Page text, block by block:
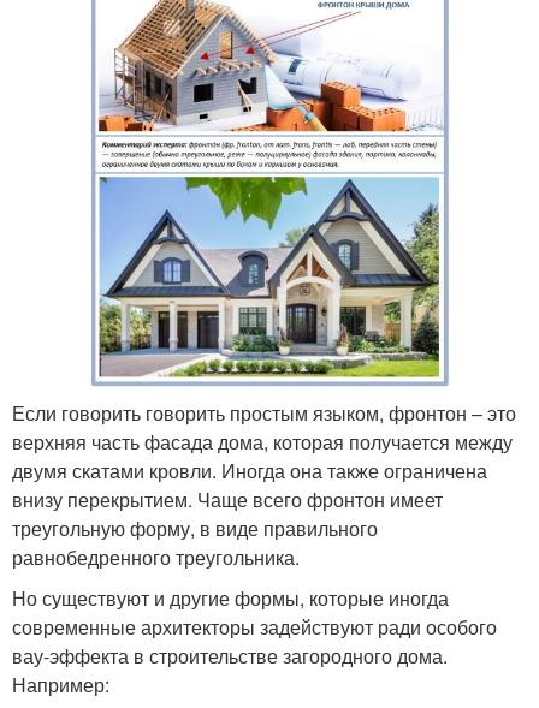
Если говорить говорить простым языком, фронтон – это
верхняя часть фасада дома, которая получается между
двумя скатами кровли. Иногда она также ограничена
внизу перекрытием. Чаще всего фронтон имеет
треугольную форму, в виде правильного
равнобедренного треугольника.
Но существуют и другие формы, которые иногда
современные архитекторы задействуют ради особого
вау-эффекта в строительстве загородного дома.
Например: